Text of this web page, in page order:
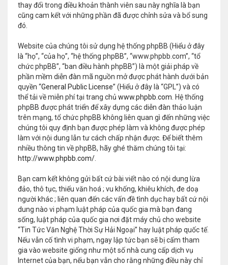
thay đổi trong điều khoản thành viên sau này nghĩa là bạn
cũng cam kết với những phần đã được chỉnh sửa và bổ sung
đó.
Website của chúng tôi sử dụng hệ thống phpBB (Hiểu ở đây
là “họ”, “của họ”, “hệ thống phpBB”, “www.phpbb.com”, “tổ
chức phpBB”, “ban điều hành phpBB”) là một giải pháp về
phần mềm diễn đàn mã nguồn mở được phát hành dưới bản
quyền “General Public License” (Hiểu ở đây là “GPL”) và có
thể tải về miễn phí tại trang chủ www.phpbb.com . Hệ thống
phpBB được phát triển để xây dựng các diễn đàn thảo luận
trên mạng, tổ chức phpBB không liên quan gì đến những việc
chúng tôi quy định bạn được phép làm và không được phép
làm với nội dung lẫn tư cách chấp nhận được. Để biết thêm
nhiều thông tin về phpBB, hãy ghé thăm chúng tôi tại:
http://www.phpbb.com/
Bạn cam kết không gửi bất cứ bài viết nào có nội dung lừa
đảo, thô tục, thiếu văn hoá ; vu khống, khiêu khích, đe doạ
người khác ; liên quan đến các vấn đề tình dục hay bất cứ nội
dung nào vi phạm luật pháp của quốc gia mà bạn đang
sống, luật pháp của quốc gia nơi đặt máy chủ cho website
“Tin Tức Văn Nghệ Thời Sự Hải Ngoại” hay luật pháp quốc tế.
Nếu vẫn cố tình vi phạm, ngay lập tức bạn sẽ bị cấm tham
gia vào website giống như một số nhà cung cấp dịch vụ
Internet của bạn, nếu bạn vẫn cho rằng những điều này chỉ